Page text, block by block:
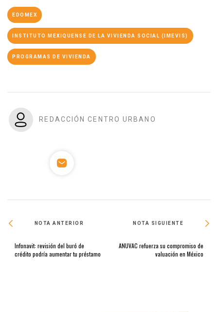
EDOMEX
INSTITUTO MEXIQUENSE DE LA VIVIENDA SOCIAL (IMEVIS)
PROGRAMAS DE VIVIENDA
REDACCIÓN CENTRO URBANO
NOTA ANTERIOR
Infonavit: revisión del buró de
crédito podría aumentar tu préstamo
NOTA SIGUIENTE
ANUVAC refuerza su compromiso de
valuación en México